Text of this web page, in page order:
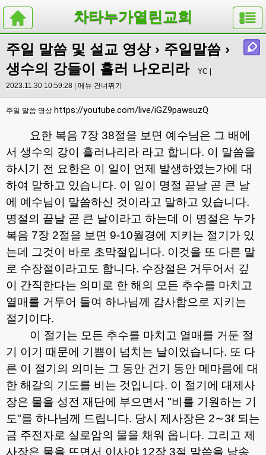
차타누가열린교회
주일 말씀 및 설교 영상› 주일말씀 ›
생수의 강들이 흘러 나오리라
YC |
2023.11.30 10:59:28 | 메뉴 건너뛰기
주일 말씀 영상 https://youtube.com/live/iGZ9pawsuzQ
요한 복음 7장 38절을 보면 예수님은 그 배에
서 생수의 강이 흘러나리라 라고 합니다. 이 말씀을
하시기 전 요한은 이 일이 언제 발생하였는가에 대
하여 말하고 있습니다. 이 일이 명절 끝날 곧 큰 날
에 예수님이 말씀하신 것이라고 말하고 있습니다.
명절의 끝날 곧 큰 날이라고 하는데 이 명절은 누가
복음 7장 2절을 보면 9-10월경에 지키는 절기가 있
는데 그것이 바로 초막절입니다. 이것을 또 다른 말
로 수장절이라고도 합니다. 수장절은 거두어서 깊
이 간직한다는 의미로 한 해의 모든 추수를 마치고
열매를 거두어 들여 하나님께 감사함으로 지키는
절기이다.
이 절기는 모든 추수를 마치고 열매를 거둔 절
기 이기 때문에 기쁨이 넘치는 날이었습니다. 또 다
른 이 절기의 의미는 그 동안 건기 동안 메마름에 대
한 해갈의 기도를 비는 것입니다. 이 절기에 대제사
장은 물을 성전 재단에 부으면서 "비를 기원하는 기
도"를 하나님께 드립니다. 당시 제사장은 2∼3ℓ 되는
금 주전자로 실로암의 물을 채워 옵니다. 그리고 제
사장은 물을 뜨면서 이사야 12장 3절 말씀을 낭송